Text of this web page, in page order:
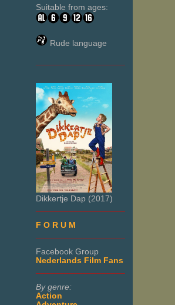
Suitable from ages:
Rude language
Dikkertje Dap (2017)
F O R U M
Facebook Group
Nederlands Film Fans
By genre:
Action